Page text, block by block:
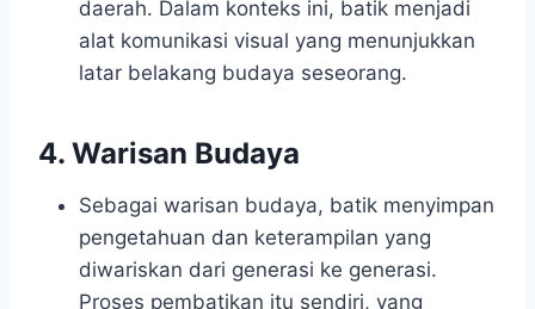
daerah. Dalam konteks ini, batik menjadi
alat komunikasi visual yang menunjukkan
latar belakang budaya seseorang.
4. Warisan Budaya
Sebagai warisan budaya, batik menyimpan
pengetahuan dan keterampilan yang
diwariskan dari generasi ke generasi.
Proses pembatikan itu sendiri, yang